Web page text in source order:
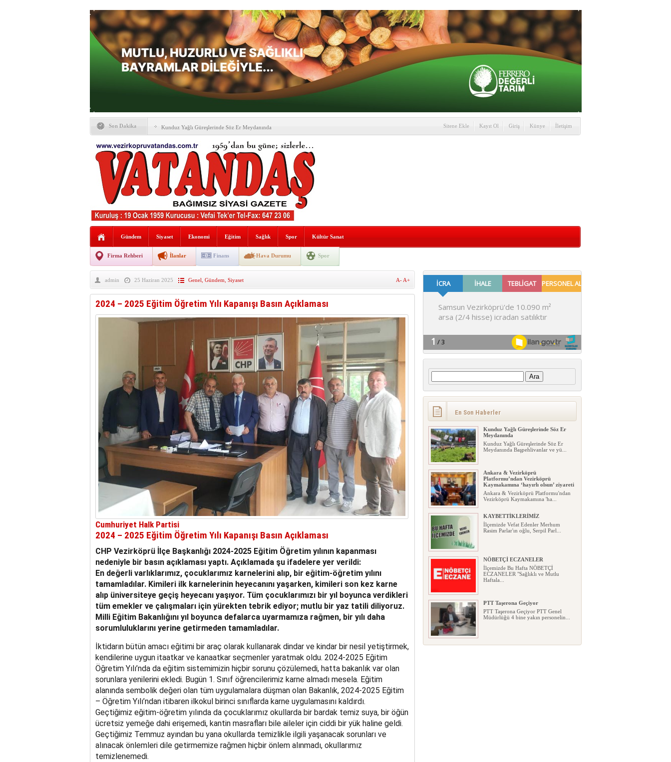
Son Dakika Kunduz Yağlı Güreşlerinde Söz Er Meydanında
Ankara & Vezirköprü Platformu’ndan Vezirköprü
Kaymakamına ‘hayırlı olsun’ ziyareti
KAYBETTİKLERİMİZ
NÖBETÇİ ECZANELER
PTT Taşerona Geçiyor
Erhan Parlar vefat etti
BANA GÖRE
Vezirköprü CHP’de istifa depremi yaşandı!
Sitene Ekle Kayıt Ol Giriş Künye İletişim
Gündem Siyaset Ekonomi Eğitim Sağlık Spor Kültür Sanat
Firma Rehberi İlanlar Finans Hava Durumu Spor
admin 25 Haziran 2025 Genel Gündem Siyaset A- A+
2024 – 2025 Eğitim Öğretim Yılı Kapanışı Basın Açıklaması
Cumhuriyet Halk Partisi
2024 – 2025 Eğitim Öğretim Yılı Kapanışı Basın Açıklaması
CHP Vezirköprü İlçe Başkanlığı 2024-2025 Eğitim Öğretim yılının kapanması
nedeniyle bir basın açıklaması yaptı. Açıklamada şu ifadelere yer verildi:
En değerli varlıklarımız, çocuklarımız karnelerini alıp, bir eğitim-öğretim yılını
tamamladılar. Kimileri ilk karnelerinin heyecanını yaşarken, kimileri son kez karne
alıp üniversiteye geçiş heyecanı yaşıyor. Tüm çocuklarımızı bir yıl boyunca verdikleri
tüm emekler ve çalışmaları için yürekten tebrik ediyor; mutlu bir yaz tatili diliyoruz.
Milli Eğitim Bakanlığını yıl boyunca defalarca uyarmamıza rağmen, bir yılı daha
sorumluluklarını yerine getirmeden tamamladılar.
İktidarın bütün amacı eğitimi bir araç olarak kullanarak dindar ve kindar bir nesil yetiştirmek,
kendilerine uygun itaatkar ve kanaatkar seçmenler yaratmak oldu. 2024-2025 Eğitim
Öğretim Yılı’nda da eğitim sistemimizin hiçbir sorunu çözülemedi, hatta bakanlık var olan
sorunlara yenilerini ekledi. Bugün 1. Sınıf öğrencilerimiz karne almadı mesela. Eğitim
alanında sembolik değeri olan tüm uygulamalara düşman olan Bakanlık, 2024-2025 Eğitim
– Öğretim Yılı’ndan itibaren ilkokul birinci sınıflarda karne uygulamasını kaldırdı.
Geçtiğimiz eğitim-öğretim yılında da çocuklarımız okullarda bir bardak temiz suya, bir öğün
ücretsiz yemeğe dahi erişemedi, kantin masrafları bile aileler için ciddi bir yük haline geldi.
Geçtiğimiz Temmuz ayından bu yana okullarda temizlikle ilgili yaşanacak sorunları ve
alınacak önlemleri dile getirmemize rağmen hiçbir önlem alınmadı, okullarımız
temizlenemedi.
Arama:
En Son Haberler
Kunduz Yağlı Güreşlerinde Söz Er
Meydanında
Kunduz Yağlı Güreşlerinde Söz Er
Meydanında Başpehlivanlar ve yü...
Ankara & Vezirköprü
Platformu’ndan Vezirköprü
Kaymakamına ‘hayırlı olsun’ ziyareti
Ankara & Vezirköprü Platformu'ndan
Vezirköprü Kaymakamına 'ha...
KAYBETTİKLERİMİZ
İlçemizde Vefat Edenler Merhum
Rasim Parlar'ın oğlu, Serpil Parl...
NÖBETÇİ ECZANELER
İlçemizde Bu Hafta NÖBETÇİ
ECZANELER "Sağlıklı ve Mutlu
Haftala...
PTT Taşerona Geçiyor
PTT Taşerona Geçiyor PTT Genel
Müdürlüğü 4 bine yakın personelin...
Erhan Parlar vefat etti